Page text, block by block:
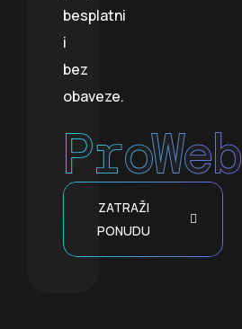
besplatni
i
bez
obaveze.
ProWeb
ZATRAŽI
PONUDU